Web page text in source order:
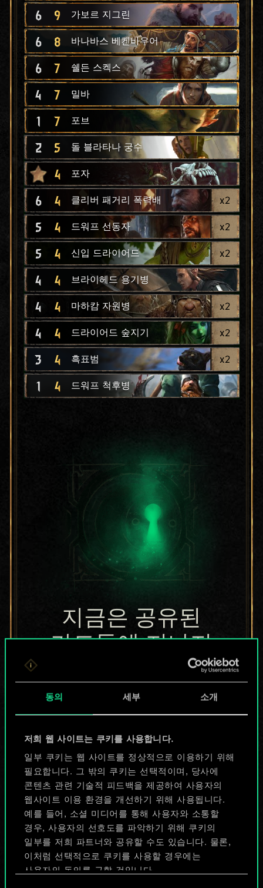
동의 세부 소개
저희 웹 사이트는 쿠키를 사용합니다.
일부 쿠키는 웹 사이트를 정상적으로 이용하기 위해
필요합니다. 그 밖의 쿠키는 선택적이며, 당사에
콘텐츠 관련 기술적 피드백을 제공하여 사용자의
웹사이트 이용 환경을 개선하기 위해 사용됩니다.
예를 들어, 소셜 미디어를 통해 사용자와 소통할
경우, 사용자의 선호도를 파악하기 위해 쿠키의
일부를 저희 파트너와 공유할 수도 있습니다. 물론,
이처럼 선택적으로 쿠키를 사용할 경우에는
사용자의 동의를 구할 것입니다.
6 9 가보르 지그린
6 8 바나바스 베켄바우어
6 7 쉘든 스켁스
4 7 밀바
1 7 포브
2 5 돌 블라타나 궁수
4 포자
6 4 클리버 패거리 폭력배 x2
5 4 드워프 선동자 x2
5 4 신입 드라이어드 x2
4 4 브라이헤드 용기병
4 4 마하캄 자원병 x2
4 4 드라이어드 숲지기 x2
3 4 흑표범 x2
1 4 드워프 척후병
지금은 공유된
카드들에 지나지
무궁무진한
가능성을 가지고
있습니다!
덱 이름 짓기 & 가이드 작성하기
덱 편집
또는